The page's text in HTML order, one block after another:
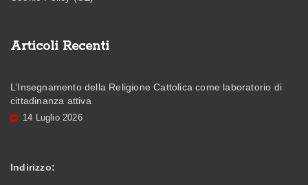
Articoli Recenti
L’Insegnamento della Religione Cattolica come laboratorio di
cittadinanza attiva
14 Luglio 2026
Indirizzo: